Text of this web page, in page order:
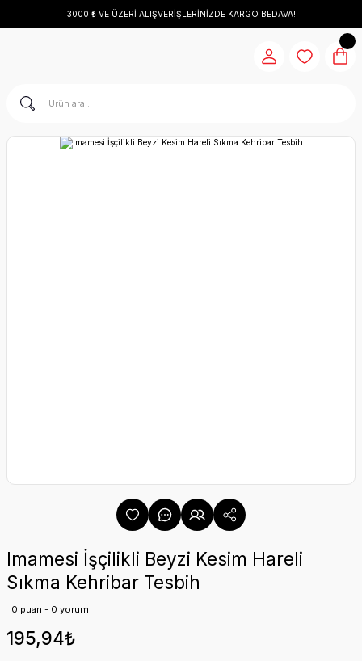
3000 ₺ VE ÜZERİ ALIŞVERİŞLERİNİZDE KARGO BEDAVA!
Imamesi İşçilikli Beyzi Kesim Hareli
Sıkma Kehribar Tesbih
0 puan - 0 yorum
195,94₺